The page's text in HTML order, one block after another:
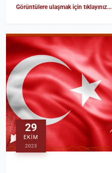
Görüntülere ulaşmak için tıklayınız...
29
EKIM
2023